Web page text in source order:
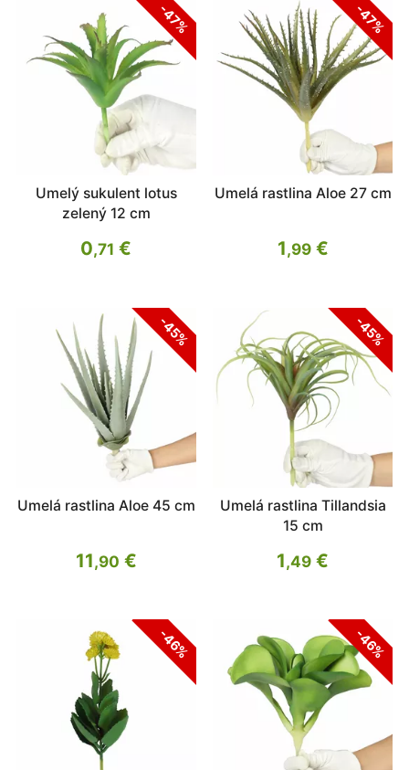
-47%
Umelý sukulent lotus
zelený 12 cm
0,71 €
-47%
Umelá rastlina Aloe 27 cm
1,99€
-45%
Umelá rastlina Aloe 45 cm
11,90 €
-45%
Umelá rastlina Tillandsia
15 cm
1,49 €
-46% -46%